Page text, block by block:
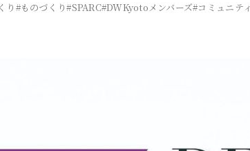
り #ものづくり#SPARC#DWKyotoメンバーズ#コミュニティ